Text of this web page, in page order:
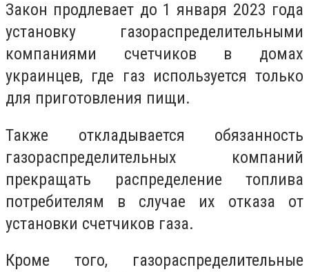
Закон продлевает до 1 января 2023 года
установку газораспределительными
компаниями счетчиков в домах
украинцев, где газ используется только
для приготовления пищи.
Также откладывается обязанность
газораспределительных компаний
прекращать распределение топлива
потребителям в случае их отказа от
установки счетчиков газа.
Кроме того, газораспределительные